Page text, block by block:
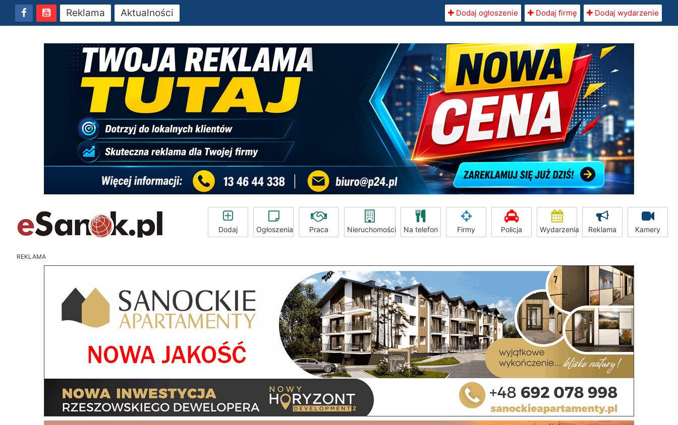
Reklama Aktualności Dodaj ogłoszenie Dodaj firmę Dodaj wydarzenie
Dodaj Ogłoszenia Praca Nieruchomości Na telefon Firmy Policja Wydarzenia Reklama Kamery
REKLAMA